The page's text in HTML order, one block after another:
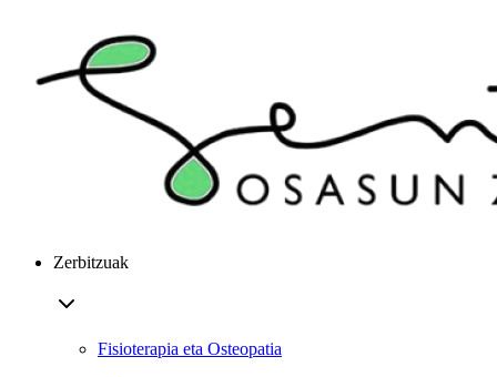
Zerbitzuak
Fisioterapia eta Osteopatia